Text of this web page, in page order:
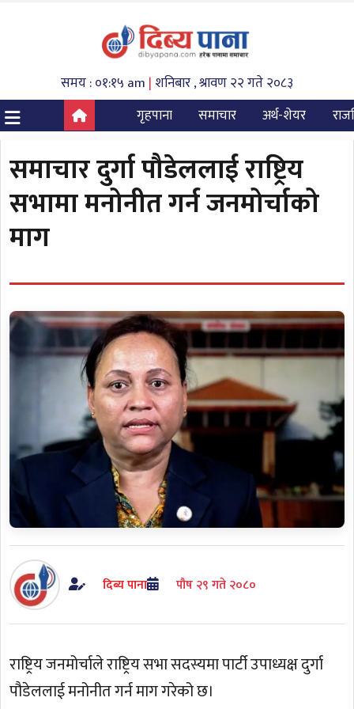
समय : ०१:१५ am | शनिबार , श्रावण २२ गते २०८३
गृहपाना
समाचार अर्थ-शेयर
समाचार दुर्गा पौडेललाई राष्ट्रिय
सभामा मनोनीत गर्न जनमोर्चाको
माग
दिब्य पाना पौष २९ गते २०८०
राष्ट्रिय जनमोर्चाले राष्ट्रिय सभा सदस्यमा पार्टी उपाध्यक्ष दुर्गा
पौडेललाई मनोनीत गर्न माग गरेको छ।